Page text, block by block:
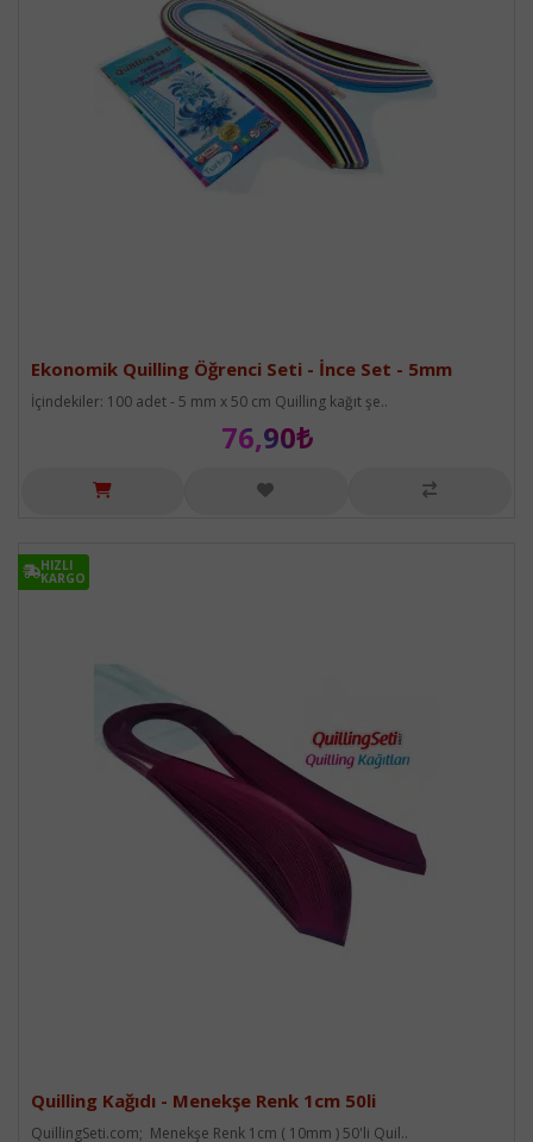
Ekonomik Quilling Öğrenci Seti - İnce Set - 5mm
İçindekiler: 100 adet - 5 mm x 50 cm Quilling kağıt şe..
76,90₺
HIZLI
KARGO
HIZLI
KARGO
Quilling Kağıdı - Menekşe Renk 1cm 50li
QuillingSeti.com; Menekşe Renk 1cm ( 10mm ) 50'li Quil..